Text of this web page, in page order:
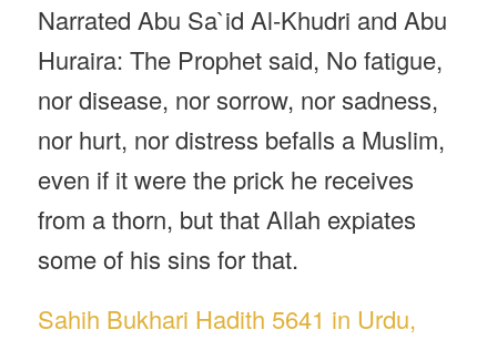
Narrated Abu Sa`id Al-Khudri and Abu
Huraira: The Prophet said, No fatigue,
nor disease, nor sorrow, nor sadness,
nor hurt, nor distress befalls a Muslim,
even if it were the prick he receives
from a thorn, but that Allah expiates
some of his sins for that.
Sahih Bukhari Hadith 5641 in Urdu,